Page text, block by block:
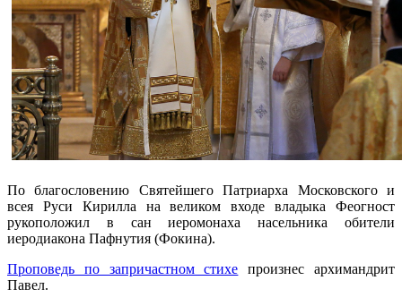
По благословению Святейшего Патриарха Московского и
всея Руси Кирилла на великом входе владыка Феогност
рукоположил в сан иеромонаха насельника обители
иеродиакона Пафнутия (Фокина).
Проповедь по запричастном стихе произнес архимандрит
Павел.